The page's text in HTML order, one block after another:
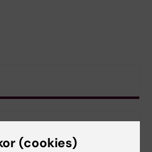
(cookies)